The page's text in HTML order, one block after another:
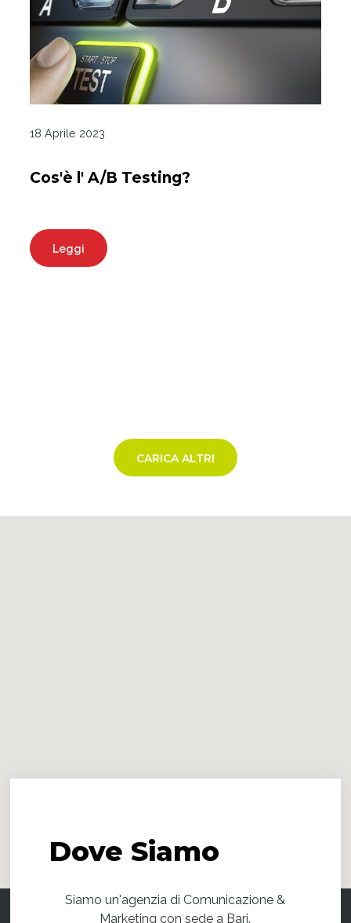
18 Aprile 2023
Cos'è l' A/B Testing?
Leggi
CARICA ALTRI
DoveSiamo
Siamo un'agenzia di Comunicazione &
Marketing con sede a Bari.